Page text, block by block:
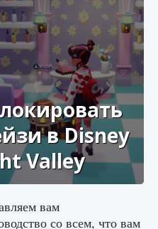
в Disney
Valley
вам
со всем, что вам